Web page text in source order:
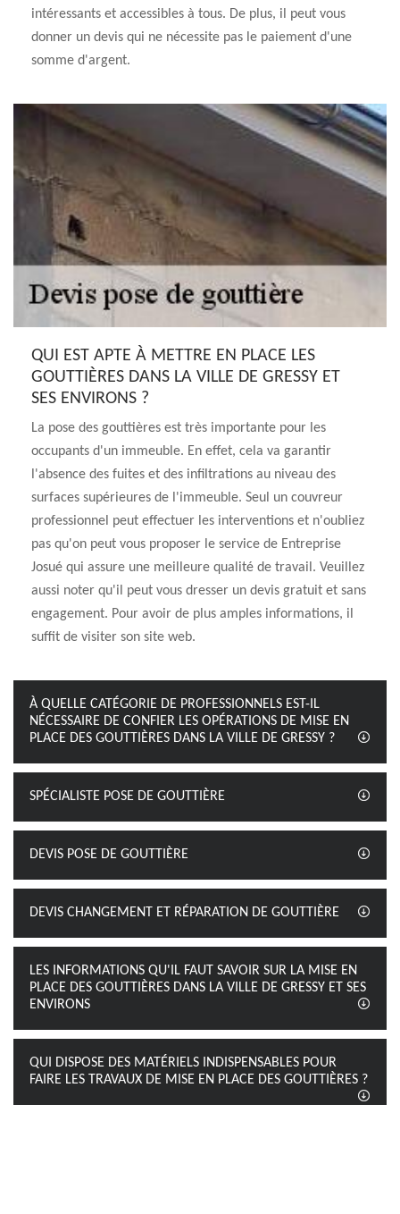
intéressants et accessibles à tous. De plus, il peut vous
donner un devis qui ne nécessite pas le paiement d'une
somme d'argent.
QUI EST APTE À METTRE EN PLACE LES
GOUTTIÈRES DANS LA VILLE DE GRESSY ET
SES ENVIRONS ?
La pose des gouttières est très importante pour les
occupants d'un immeuble. En effet, cela va garantir
l'absence des fuites et des infiltrations au niveau des
surfaces supérieures de l'immeuble. Seul un couvreur
professionnel peut effectuer les interventions et n'oubliez
pas qu'on peut vous proposer le service de Entreprise
Josué qui assure une meilleure qualité de travail. Veuillez
aussi noter qu'il peut vous dresser un devis gratuit et sans
engagement. Pour avoir de plus amples informations, il
suffit de visiter son site web.
À QUELLE CATÉGORIE DE PROFESSIONNELS EST-IL
NÉCESSAIRE DE CONFIER LES OPÉRATIONS DE MISE EN
PLACE DES GOUTTIÈRES DANS LA VILLE DE GRESSY ?
SPÉCIALISTE POSE DE GOUTTIÈRE
DEVIS POSE DE GOUTTIÈRE
DEVIS CHANGEMENT ET RÉPARATION DE GOUTTIÈRE
LES INFORMATIONS QU'IL FAUT SAVOIR SUR LA MISE EN
PLACE DES GOUTTIÈRES DANS LA VILLE DE GRESSY ET SES
ENVIRONS
QUI DISPOSE DES MATÉRIELS INDISPENSABLES POUR
FAIRE LES TRAVAUX DE MISE EN PLACE DES GOUTTIÈRES ?